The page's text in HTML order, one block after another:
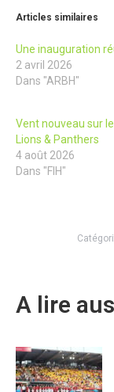
Articles similaires
Une inauguration
2 avril 2026
Dans "ARBH"
Vent nouveau sur
Lions & Panthers
4 août 2026
Dans "FIH"
A lire